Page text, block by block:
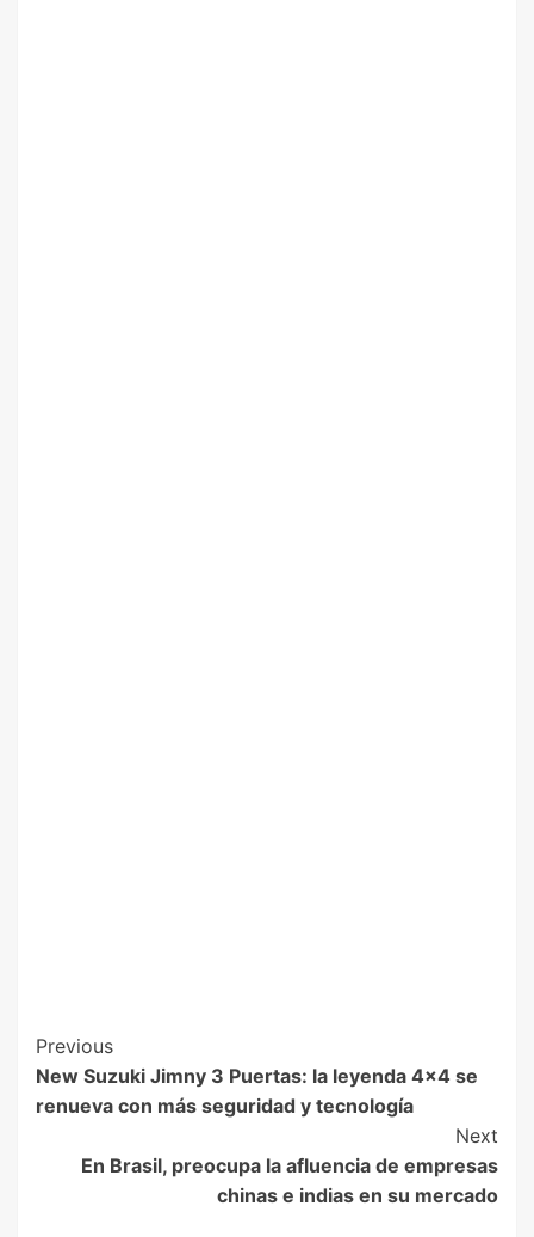
Previous
New Suzuki Jimny 3 Puertas: la leyenda 4×4 se
renueva con más seguridad y tecnología
Next
En Brasil, preocupa la afluencia de empresas
chinas e indias en su mercado